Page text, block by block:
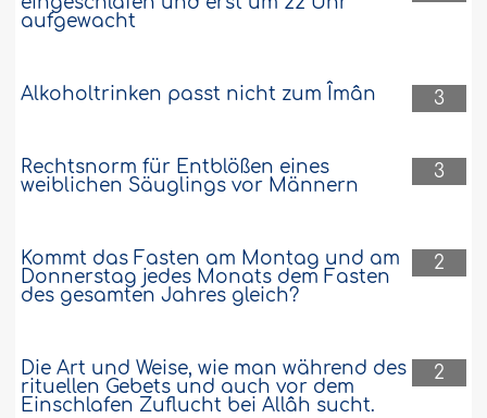
aufgewacht
3
Alkoholtrinken passt nicht zum Îmân
3
Rechtsnorm für Entblößen eines
weiblichen Säuglings vor Männern
2
Kommt das Fasten am Montag und am
Donnerstag jedes Monats dem Fasten
des gesamten Jahres gleich?
2
Die Art und Weise, wie man während des
rituellen Gebets und auch vor dem
Einschlafen Zuflucht bei Allâh sucht.